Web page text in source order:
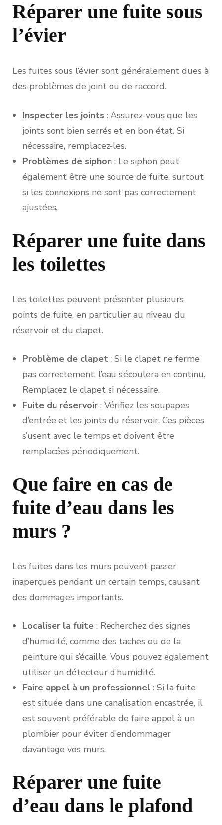
Réparer une fuite sous
l’évier
Les fuites sous l’évier sont généralement dues à
des problèmes de joint ou de raccord.
Inspecter les joints : Assurez-vous que les
joints sont bien serrés et en bon état. Si
nécessaire, remplacez-les.
Problèmes de siphon : Le siphon peut
également être une source de fuite, surtout
si les connexions ne sont pas correctement
ajustées.
Réparer une fuite dans
les toilettes
Les toilettes peuvent présenter plusieurs
points de fuite, en particulier au niveau du
réservoir et du clapet.
Problème de clapet : Si le clapet ne ferme
pas correctement, l’eau s’écoulera en continu.
Remplacez le clapet si nécessaire.
Fuite du réservoir : Vérifiez les soupapes
d’entrée et les joints du réservoir. Ces pièces
s’usent avec le temps et doivent être
remplacées périodiquement.
Que faire en cas de
fuite d’eau dans les
murs ?
Les fuites dans les murs peuvent passer
inaperçues pendant un certain temps, causant
des dommages importants.
Localiser la fuite : Recherchez des signes
d’humidité, comme des taches ou de la
peinture qui s’écaille. Vous pouvez également
utiliser un détecteur d’humidité.
Faire appel à un professionnel : Si la fuite
est située dans une canalisation encastrée, il
est souvent préférable de faire appel à un
plombier pour éviter d’endommager
davantage vos murs.
Réparer une fuite
d’eau dans le plafond